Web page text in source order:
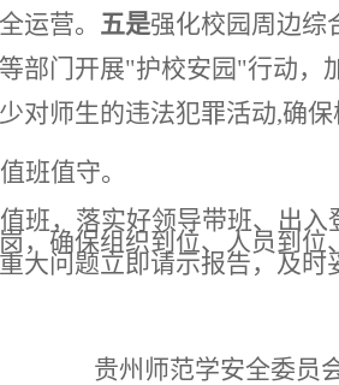
运营。 五是强化校园周边综
部门开展"护校安园"行动，
对师生的违法犯罪活动,确保
班值守。
班，落实好领导带班、出入
，确保组织到位、人员到位
大问题立即请示报告，及时
全委员会办公